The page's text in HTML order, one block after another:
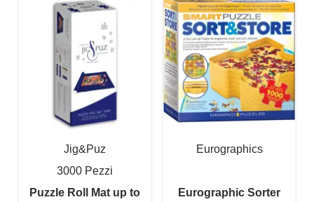
Jig&Puz
3000 Pezzi
Puzzle Roll Mat up to
Eurographics
Eurographic Sorter